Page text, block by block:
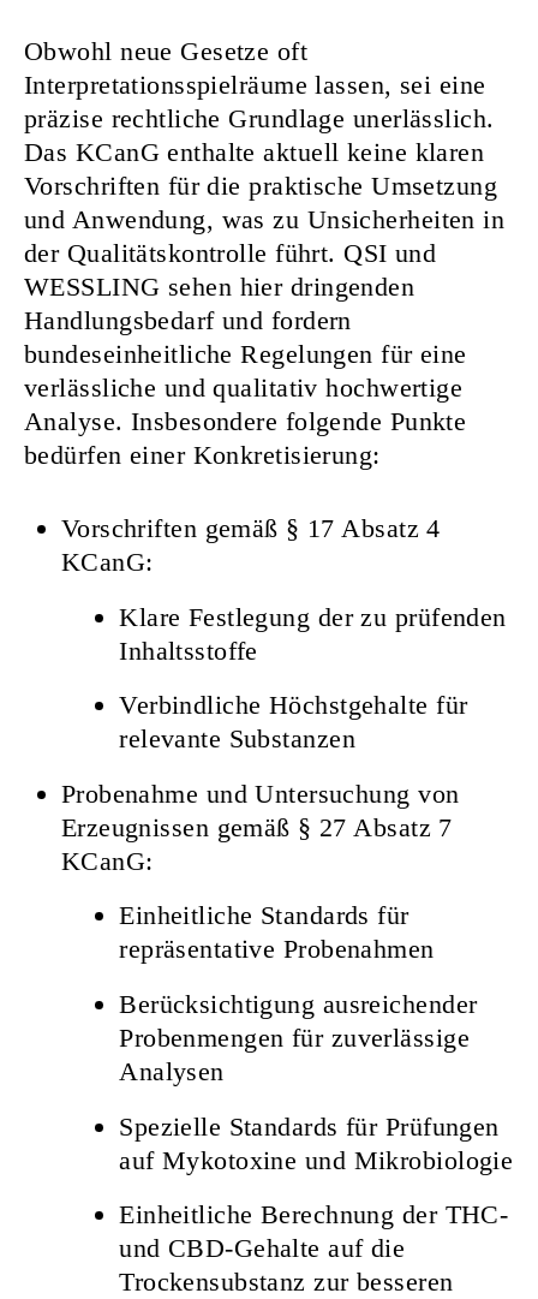
Obwohl neue Gesetze oft
Interpretationsspielräume lassen, sei eine
präzise rechtliche Grundlage unerlässlich.
Das KCanG enthalte aktuell keine klaren
Vorschriften für die praktische Umsetzung
und Anwendung, was zu Unsicherheiten in
der Qualitätskontrolle führt. QSI und
WESSLING sehen hier dringenden
Handlungsbedarf und fordern
bundeseinheitliche Regelungen für eine
verlässliche und qualitativ hochwertige
Analyse. Insbesondere folgende Punkte
bedürfen einer Konkretisierung:
Vorschriften gemäß § 17 Absatz 4
KCanG:
Klare Festlegung der zu prüfenden
Inhaltsstoffe
Verbindliche Höchstgehalte für
relevante Substanzen
Probenahme und Untersuchung von
Erzeugnissen gemäß § 27 Absatz 7
KCanG:
Einheitliche Standards für
repräsentative Probenahmen
Berücksichtigung ausreichender
Probenmengen für zuverlässige
Analysen
Spezielle Standards für Prüfungen
auf Mykotoxine und Mikrobiologie
Einheitliche Berechnung der THC-
und CBD-Gehalte auf die
Trockensubstanz zur besseren